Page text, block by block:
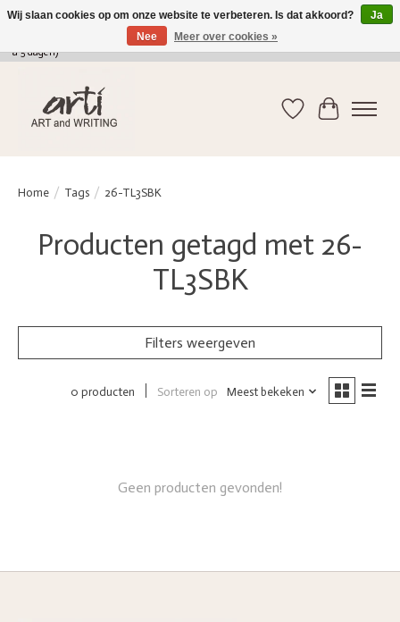
verkoop@arti-artandwriting.be/ +32 (0)471 41 82 41 / GRATIS verzending > 75 euro (2
a 5 dagen)
Verlanglijst
Home / Tags / 26-TL3SBK
Producten getagd met 26-
TL3SBK
Filters weergeven
0 producten Sorteren op Meest bekeken
Geen producten gevonden!
Wij slaan cookies op om onze website te verbeteren. Is dat akkoord?
Ja
Nee
Meer over cookies »